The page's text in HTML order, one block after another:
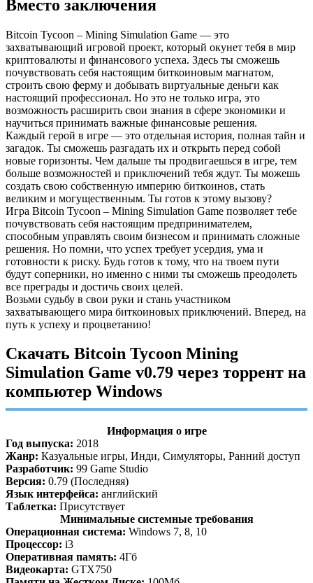
Вместо заключения
Bitcoin Tycoon – Mining Simulation Game — это
захватывающий игровой проект, который окунет тебя в мир
криптовалюты и финансового успеха. Здесь ты сможешь
почувствовать себя настоящим биткоиновым магнатом,
строить свою ферму и добывать виртуальные деньги как
настоящий профессионал. Но это не только игра, это
возможность расширить свои знания в сфере экономики и
научиться принимать важные финансовые решения.
Каждый герой в игре — это отдельная история, полная тайн и
загадок. Ты сможешь разгадать их и открыть перед собой
новые горизонты. Чем дальше ты продвигаешься в игре, тем
больше возможностей и приключений тебя ждут. Ты можешь
создать свою собственную империю биткоинов, стать
великим и могущественным. Ты готов к этому вызову?
Игра Bitcoin Tycoon – Mining Simulation Game позволяет тебе
почувствовать себя настоящим предпринимателем,
способным управлять своим бизнесом и принимать сложные
решения. Но помни, что успех требует усердия, ума и
готовности к риску. Будь готов к тому, что на твоем пути
будут соперники, но именно с ними ты сможешь преодолеть
все преграды и достичь своих целей.
Возьми судьбу в свои руки и стань участником
захватывающего мира биткоиновых приключений. Вперед, на
путь к успеху и процветанию!
Скачать Bitcoin Tycoon Mining
Simulation Game v0.79 через торрент на
компьютер Windows
Информация о игре
Год выпуска: 2018
Жанр: Казуальные игры, Инди, Симуляторы, Ранний доступ
Разработчик: 99 Game Studio
Версия: 0.79 (Последняя)
Язык интерфейса: английский
Таблетка: Присутствует
Минимальные системные требования
Операционная система: Windows 7, 8, 10
Процессор: i3
Оперативная память: 4Гб
Видеокарта: GTX750